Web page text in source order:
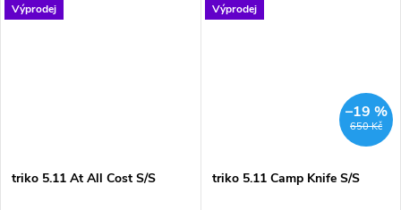
Výprodej
triko 5.11 At All Cost S/S
Výprodej
650 Kč
–19 %
triko 5.11 Camp Knife S/S